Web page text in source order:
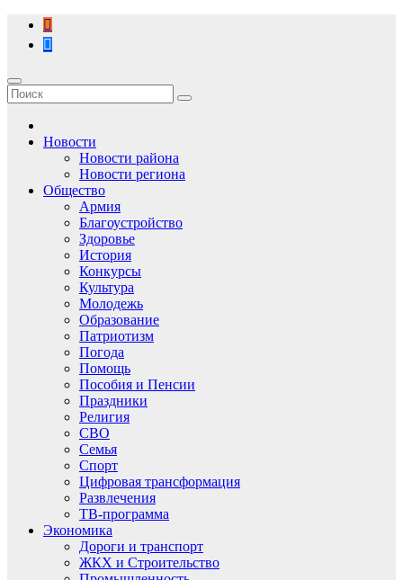
Перейти
содержимому
Новости
Новости района
Новости региона
Общество
Армия
Благоустройство
Здоровье
История
Конкурсы
Культура
Молодежь
Образование
Патриотизм
Погода
Помощь
Пособия и Пенсии
Праздники
Религия
СВО
Семья
Спорт
Цифровая трансформация
Развлечения
ТВ-программа
Экономика
Дороги и транспорт
ЖКХ и Строительство